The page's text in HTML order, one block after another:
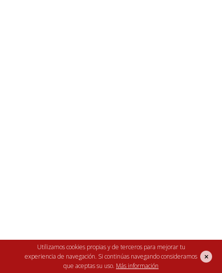
Utilizamos cookies propias y de terceros para mejorar tu
experiencia de navegación. Si continúas navegando consideramos
que aceptas su uso. Más información
×
Excelente para todo tipo de aves de corral.
Capaciad 90 incubación+80 nacimiento huevos